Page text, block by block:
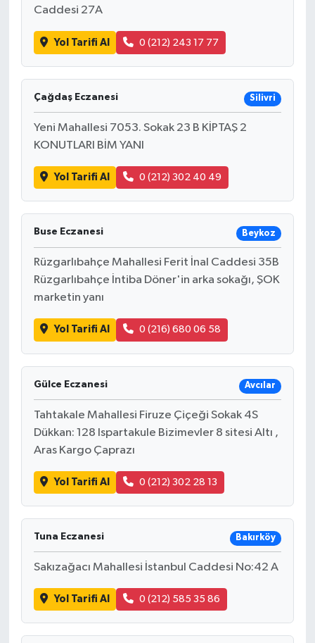
Caddesi 27A
Yol Tarifi Al 0 (212) 243 17 77
Çağdaş Eczanesi Silivri
Yeni Mahallesi 7053. Sokak 23 B KİPTAŞ 2
KONUTLARI BİM YANI
Yol Tarifi Al 0 (212) 302 40 49
Buse Eczanesi Beykoz
Rüzgarlıbahçe Mahallesi Ferit İnal Caddesi 35B
Rüzgarlıbahçe İntiba Döner'in arka sokağı, ŞOK
marketin yanı
Yol Tarifi Al 0 (216) 680 06 58
Gülce Eczanesi Avcılar
Tahtakale Mahallesi Firuze Çiçeği Sokak 4S
Dükkan: 128 Ispartakule Bizimevler 8 sitesi Altı ,
Aras Kargo Çaprazı
Yol Tarifi Al 0 (212) 302 28 13
Tuna Eczanesi Bakırköy
Sakızağacı Mahallesi İstanbul Caddesi No:42 A
Yol Tarifi Al 0 (212) 585 35 86